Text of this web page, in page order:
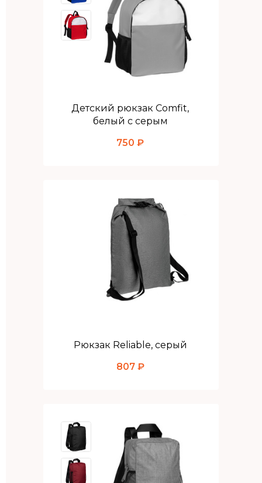
Детский рюкзак Comfit,
белый с серым
750 ₽
Рюкзак Reliable, серый
807 ₽